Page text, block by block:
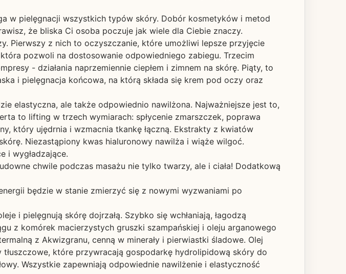
w pielęgnacji wszystkich typów skóry. Dobór kosmetyków i metod
że bliska Ci osoba poczuje jak wiele dla Ciebie znaczy.
Pierwszy z nich to oczyszczanie, które umożliwi lepsze przyjęcie
pozwoli na dostosowanie odpowiedniego zabiegu. Trzecim
- działania naprzemiennie ciepłem i zimnem na skórę. Piąty, to
i pielęgnacja końcowa, na którą składa się krem pod oczy oraz
elastyczna, ale także odpowiednio nawilżona. Najważniejsze jest to,
to lifting w trzech wymiarach: spłycenie zmarszczek, poprawa
który ujędrnia i wzmacnia tkankę łączną. Ekstrakty z kwiatów
Niezastąpiony kwas hialuronowy nawilża i wiąże wilgoć.
i wygładzające.
chwile podczas masażu nie tylko twarzy, ale i ciała! Dodatkową
będzie w stanie zmierzyć się z nowymi wyzwaniami po
i pielęgnują skórę dojrzałą. Szybko się wchłaniają, łagodzą
z komórek macierzystych gruszki szampańskiej i oleju arganowego
z Akwizgranu, cenną w minerały i pierwiastki śladowe. Olej
które przywracają gospodarkę hydrolipidową skóry do
Wszystkie zapewniają odpowiednie nawilżenie i elastyczność